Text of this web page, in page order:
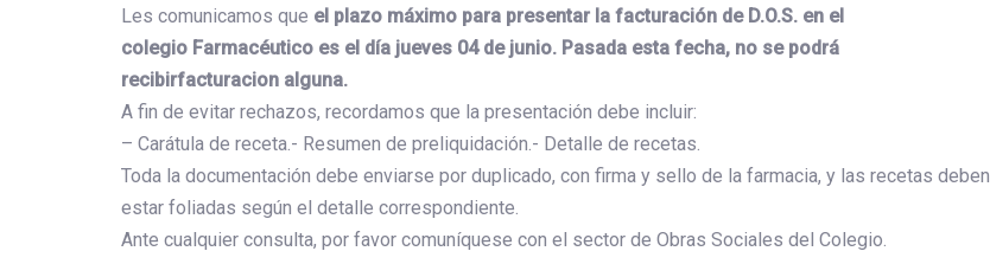
Les comunicamos que el plazo máximo para presentar la facturación de D.O.S. en el
colegio Farmacéutico es el día jueves 04 de junio. Pasada esta fecha, no se podrá
recibirfacturacion alguna.
A fin de evitar rechazos, recordamos que la presentación debe incluir:
– Carátula de receta.- Resumen de preliquidación.- Detalle de recetas.
Toda la documentación debe enviarse por duplicado, con firma y sello de la farmacia, y las recetas deben
estar foliadas según el detalle correspondiente.
Ante cualquier consulta, por favor comuníquese con el sector de Obras Sociales del Colegio.